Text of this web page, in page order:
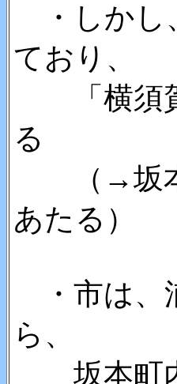
・しかし
ており、
「横須賀
る
（→坂本
あたる）
・市は、
ら、
坂本町内